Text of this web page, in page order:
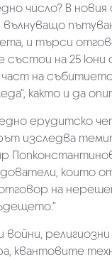
число? В
и търси
на 25 юни
част на
както и да
ерудитско
изследва
които
на
квантовите